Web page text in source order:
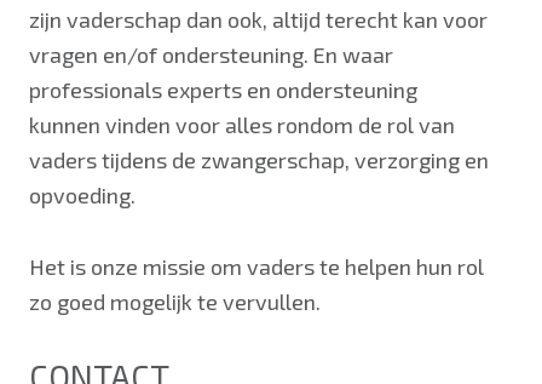
zijn vaderschap dan ook, altijd terecht kan voor
vragen en/of ondersteuning. En waar
professionals experts en ondersteuning
kunnen vinden voor alles rondom de rol van
vaders tijdens de zwangerschap, verzorging en
opvoeding.
Het is onze missie om vaders te helpen hun rol
zo goed mogelijk te vervullen.
CONTACT